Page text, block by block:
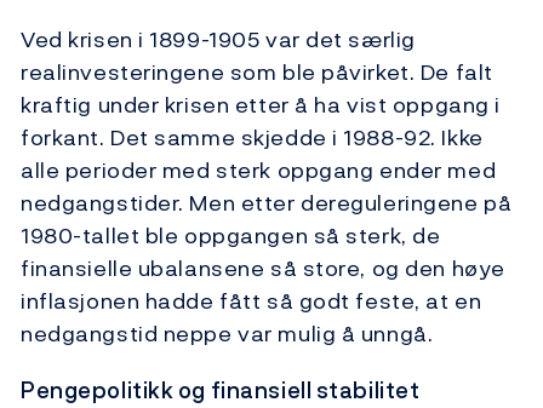
Ved krisen i 1899-1905 var det særlig
realinvesteringene som ble påvirket. De falt
kraftig under krisen etter å ha vist oppgang i
forkant. Det samme skjedde i 1988-92. Ikke
alle perioder med sterk oppgang ender med
nedgangstider. Men etter dereguleringene på
1980-tallet ble oppgangen så sterk, de
finansielle ubalansene så store, og den høye
inflasjonen hadde fått så godt feste, at en
nedgangstid neppe var mulig å unngå.
Pengepolitikk og finansiell stabilitet